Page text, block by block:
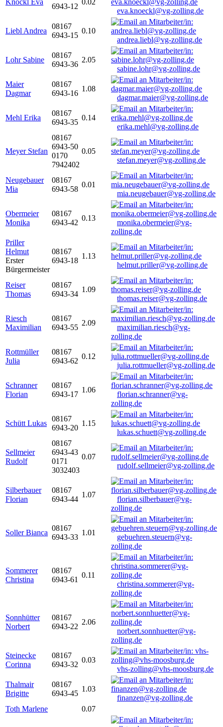
Knöckl Eva
6943-12
0.02
eva.knoeckl@vg-zolling.de
Liebl Andrea
08167
6943-15
0.10
andrea.liebl@vg-zolling.de
Lohr Sabine
08167
6943-36
2.05
sabine.lohr@vg-zolling.de
Maier
Dagmar
08167
6943-16
1.08
dagmar.maier@vg-zolling.de
Mehl Erika
08167
6943-35
0.14
erika.mehl@vg-zolling.de
Meyer Stefan
08167
6943-50
0170
7942402
0.05
stefan.meyer@vg-zolling.de
Neugebauer
Mia
08167
6943-58
0.01
mia.neugebauer@vg-zolling.de
Obermeier
Monika
08167
6943-42
0.13
monika.obermeier@vg-
zolling.de
Priller
Helmut
Erster
Bürgermeister
08167
6943-18
1.13
helmut.priller@vg-zolling.de
Reiser
Thomas
08167
6943-34
1.09
thomas.reiser@vg-zolling.de
Riesch
Maximilian
08167
6943-55
2.09
maximilian.riesch@vg-
zolling.de
Rottmüller
Julia
08167
6943-62
0.12
julia.rottmueller@vg-zolling.de
Schranner
Florian
08167
6943-17
1.06
florian.schranner@vg-
zolling.de
Schütt Lukas
08167
6943-20
1.15
lukas.schuett@vg-zolling.de
Sellmeier
Rudolf
08167
6943-43
0171
3032403
0.07
rudolf.sellmeier@vg-zolling.de
Silberbauer
Florian
08167
6943-44
1.07
florian.silberbauer@vg-
zolling.de
Soller Bianca
08167
6943-33
1.01
gebuehren.steuern@vg-
zolling.de
Sommerer
Christina
08167
6943-61
0.11
christina.sommerer@vg-
zolling.de
Sonnhütter
Norbert
08167
6943-22
2.06
norbert.sonnhuetter@vg-
zolling.de
Steinecke
Corinna
08167
6943-32
0.03
vhs-zolling@vhs-moosburg.de
Thalmair
Brigitte
08167
6943-45
1.03
finanzen@vg-zolling.de
Toth Marlene
0.07